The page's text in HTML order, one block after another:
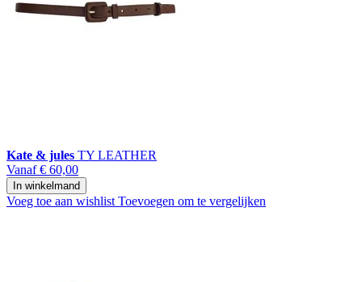
Kate & jules TY LEATHER
Vanaf € 60,00
In winkelmand
Voeg toe aan wishlist Toevoegen om te vergelijken